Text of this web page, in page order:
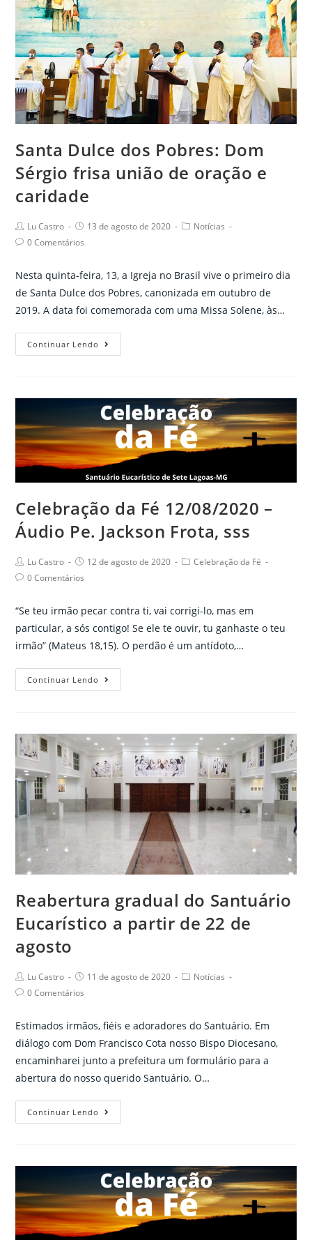
usar
da
violência
Santa Dulce dos Pobres: Dom
Sérgio frisa união de oração e
caridade
Post
author:
Lu Castro
Post
published:
13 de agosto de 2020
PostNotícias
Post0 Comentários
Nesta quinta-feira, 13, a Igreja no Brasil vive o primeiro dia
de Santa Dulce dos Pobres, canonizada em outubro de
2019. A data foi comemorada com uma Missa Solene, às…
Continuar Lendo
Dulce
Dom
Sérgio
frisa
união
de
e
caridade
Celebração da Fé 12/08/2020 –
Áudio Pe. Jackson Frota, sss
Post
author:
Lu Castro
Post
published:
12 de agosto de 2020
PostCelebração da Fé
Post0 Comentários
“Se teu irmão pecar contra ti, vai corrigi-lo, mas em
particular, a sós contigo! Se ele te ouvir, tu ganhaste o teu
irmão” (Mateus 18,15). O perdão é um antídoto,…
Continuar Lendo
da
–
Áudio
Pe.
Jackson
Frota,
Reabertura gradual do Santuário
Eucarístico a partir de 22 de
agosto
Post
author:
Lu Castro
Post
published:
11 de agosto de 2020
PostNotícias
Post0 Comentários
Estimados irmãos, fiéis e adoradores do Santuário. Em
diálogo com Dom Francisco Cota nosso Bispo Diocesano,
encaminharei junto a prefeitura um formulário para a
abertura do nosso querido Santuário. O…
Continuar Lendo
gradual
Eucarístico
a
partir
de